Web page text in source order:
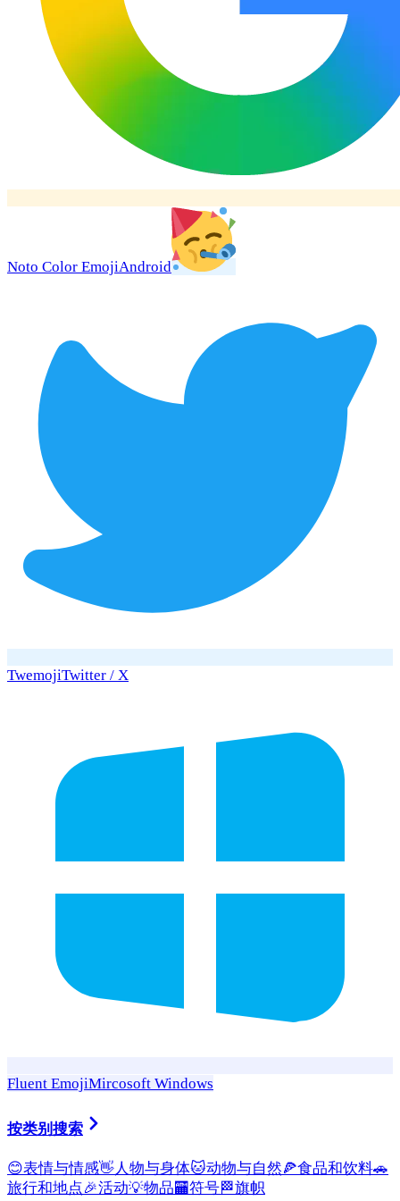
Noto Color EmojiAndroid
TwemojiTwitter / X
Fluent EmojiMircosoft Windows
按类别搜索
😊表情与情感👋 人物与身体🐱动物与自然🍕食品和饮料🚗
旅行和地点🎉活动💡物品🏧符号🏁旗帜